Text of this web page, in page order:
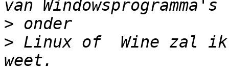
>
> Linux of  Wine zal ik